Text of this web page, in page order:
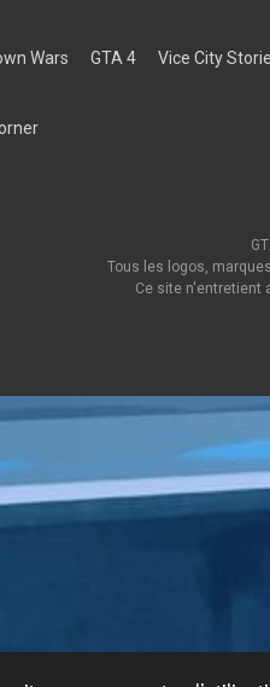
Wars GTA 4 Vice City
Tous les logos,
Ce site n'entretient